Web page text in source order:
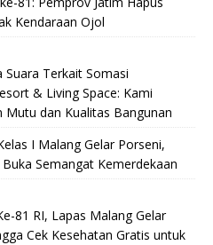
Kendaraan Ojol
Suara Terkait Somasi
& Living Space: Kami
Mutu dan Kualitas Bangunan
I Malang Gelar Porseni,
Semangat Kemerdekaan
81 RI, Lapas Malang Gelar
Cek Kesehatan Gratis untuk